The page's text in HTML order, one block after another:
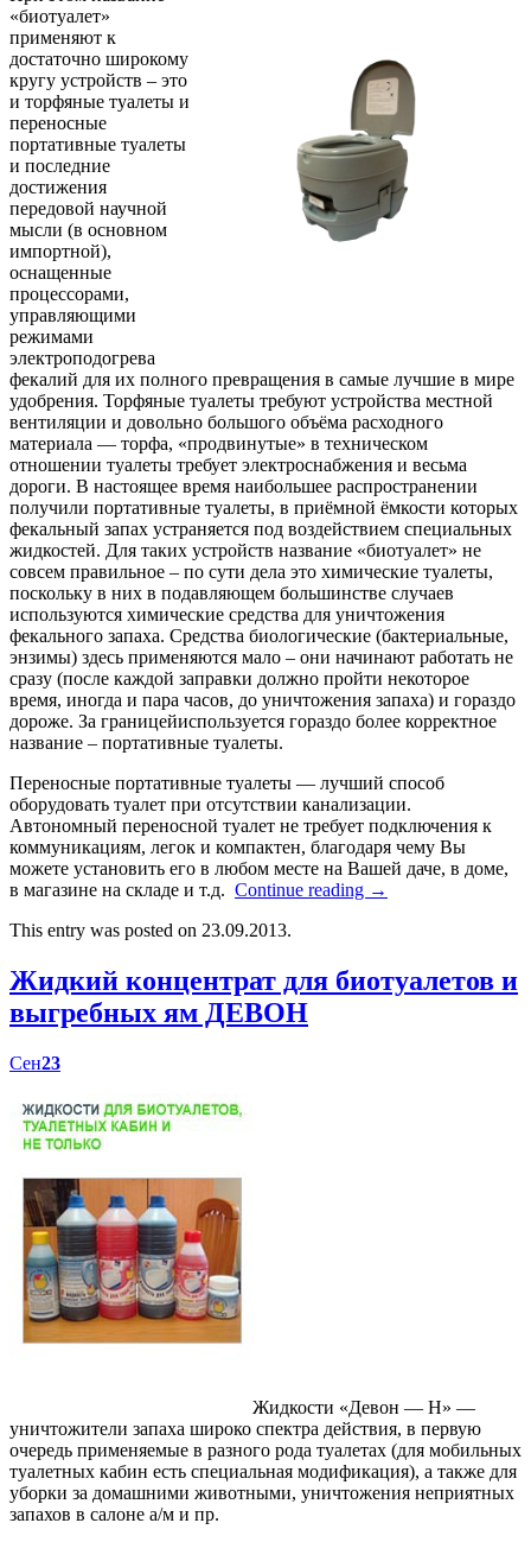
«биотуалет»
применяют к
достаточно широкому
кругу устройств – это
и торфяные туалеты и
переносные
портативные туалеты
и последние
достижения
передовой научной
мысли (в основном
импортной),
оснащенные
процессорами,
управляющими
режимами
электроподогрева
фекалий для их полного превращения в самые лучшие в мире
удобрения. Торфяные туалеты требуют устройства местной
вентиляции и довольно большого объёма расходного
материала — торфа, «продвинутые» в техническом
отношении туалеты требует электроснабжения и весьма
дороги. В настоящее время наибольшее распространении
получили портативные туалеты, в приёмной ёмкости которых
фекальный запах устраняется под воздействием специальных
жидкостей. Для таких устройств название «биотуалет» не
совсем правильное – по сути дела это химические туалеты,
поскольку в них в подавляющем большинстве случаев
используются химические средства для уничтожения
фекального запаха. Средства биологические (бактериальные,
энзимы) здесь применяются мало – они начинают работать не
сразу (после каждой заправки должно пройти некоторое
время, иногда и пара часов, до уничтожения запаха) и гораздо
дороже. За границейиспользуется гораздо более корректное
название – портативные туалеты.
Переносные портативные туалеты — лучший способ
оборудовать туалет при отсутствии канализации.
Автономный переносной туалет не требует подключения к
коммуникациям, легок и компактен, благодаря чему Вы
можете установить его в любом месте на Вашей даче, в доме,
в магазине на складе и т.д. Continue reading →
This entry was posted on 23.09.2013.
Жидкий концентрат для биотуалетов и
выгребных ям ДЕВОН
Сен23
Жидкости «Девон — Н» —
уничтожители запаха широко спектра действия, в первую
очередь применяемые в разного рода туалетах (для мобильных
туалетных кабин есть специальная модификация), а также для
уборки за домашними животными, уничтожения неприятных
запахов в салоне а/м и пр.